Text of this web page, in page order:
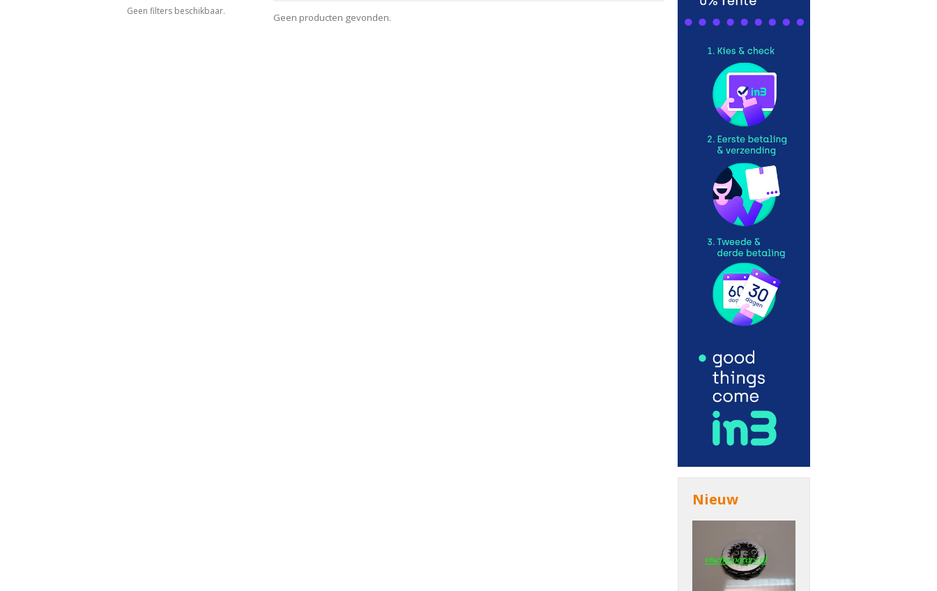
Geen filters beschikbaar.
Geen producten gevonden.
Nieuw